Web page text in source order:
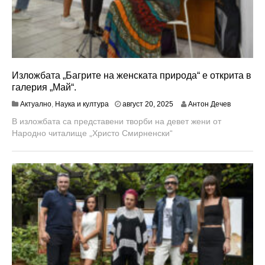
Изложбата „Багрите на женската природа“ е открита в
галерия „Май“.
Актуално, Наука и култура август 20, 2025а
г
т
2
0
,
2
0
Антон Дечев
В изложбата са представени творби на девет жени от
Народно читалище „Христо Смирненски“